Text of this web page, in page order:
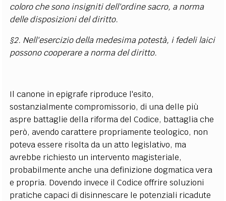
coloro che sono insigniti dell'ordine sacro, a norma
delle disposizioni del diritto.
§2. Nell'esercizio della medesima potestà, i fedeli laici
possono cooperare a norma del diritto.
Il canone in epigrafe riproduce l'esito,
sostanzialmente compromissorio, di una delle più
aspre battaglie della riforma del Codice, battaglia che
però, avendo carattere propriamente teologico, non
poteva essere risolta da un atto legislativo, ma
avrebbe richiesto un intervento magisteriale,
probabilmente anche una definizione dogmatica vera
e propria. Dovendo invece il Codice offrire soluzioni
pratiche capaci di disinnescare le potenziali ricadute